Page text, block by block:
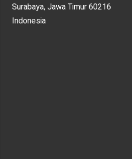
Surabaya, Jawa Timur 60216
Indonesia